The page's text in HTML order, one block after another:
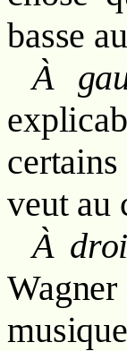
basse
À
veut au
À